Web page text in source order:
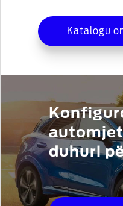
Katalogu
duhuri